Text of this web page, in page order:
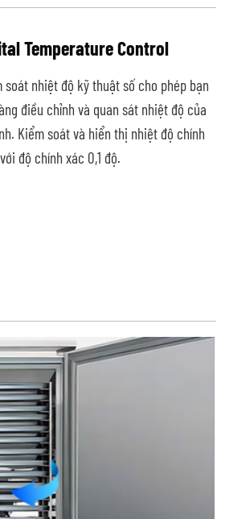
Temperature Control
soát nhiệt độ kỹ thuật số cho phép bạn
điều chỉnh và quan sát nhiệt độ của
Kiểm soát và hiển thị nhiệt độ chính
độ chính xác 0,1 độ.